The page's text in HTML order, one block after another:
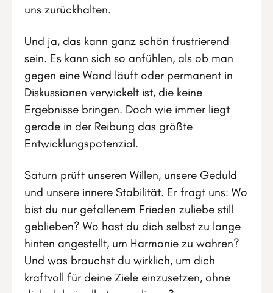
uns zurückhalten.
Und ja, das kann ganz schön frustrierend
sein. Es kann sich so anfühlen, als ob man
gegen eine Wand läuft oder permanent in
Diskussionen verwickelt ist, die keine
Ergebnisse bringen. Doch wie immer liegt
gerade in der Reibung das größte
Entwicklungspotenzial.
Saturn prüft unseren Willen, unsere Geduld
und unsere innere Stabilität. Er fragt uns: Wo
bist du nur gefallenem Frieden zuliebe still
geblieben? Wo hast du dich selbst zu lange
hinten angestellt, um Harmonie zu wahren?
Und was brauchst du wirklich, um dich
kraftvoll für deine Ziele einzusetzen, ohne